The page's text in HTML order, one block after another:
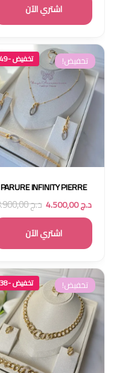
اشتري الآن
تخفيض! تخفيض -49%
PARURE INFINITY PIERRE
د.ج4.500,00 د.ج8.900,00
اشتري الآن
تخفيض! تخفيض -38%